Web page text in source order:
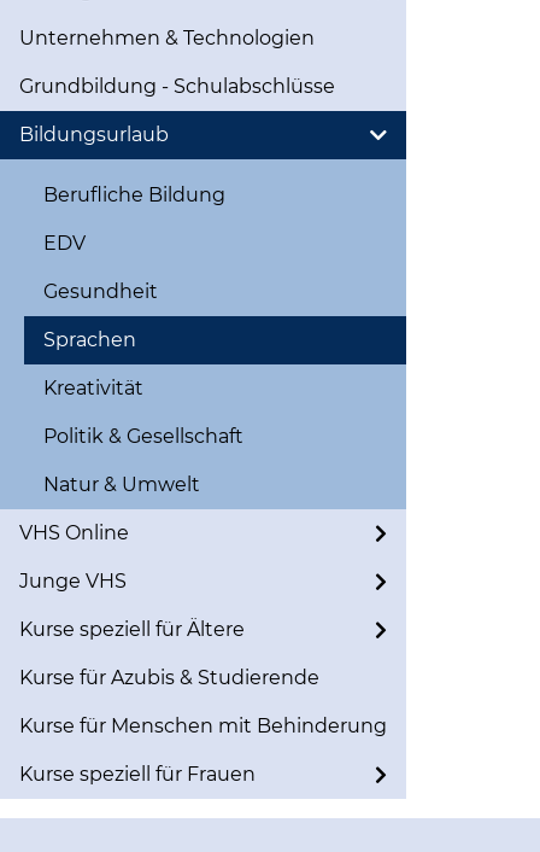
Unternehmen & Technologien
Grundbildung - Schulabschlüsse
Bildungsurlaub
Berufliche Bildung
EDV
Gesundheit
Sprachen
Kreativität
Politik & Gesellschaft
Natur & Umwelt
VHS Online
Junge VHS
Kurse speziell für Ältere
Kurse für Azubis & Studierende
Kurse für Menschen mit Behinderung
Kurse speziell für Frauen